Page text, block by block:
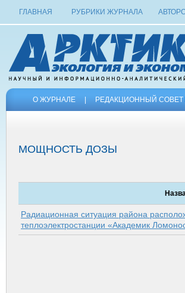
ГЛАВНАЯ РУБРИКИ ЖУРНАЛА
О ЖУРНАЛЕ РЕДАКЦИОННЫЙ СОВЕТ
МОЩНОСТЬ ДОЗЫ
Радиационная ситуация района
теплоэлектростанции «Академик